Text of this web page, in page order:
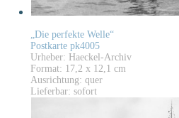
„Die perfekte Welle“
Postkarte pk4005
Urheber: Haeckel-Archiv
Format: 17,2 x 12,1 cm
Ausrichtung: quer
Lieferbar: sofort